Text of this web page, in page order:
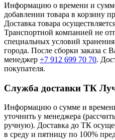
Информацию о времени и
добавлении товара в корзину
Доставка товара
Транспортной компанией не
специальных условий
города. После сборки заказа с
менеджер +7 912 699 70 70.
покупателя.
Служба доставки ТК
Информацию о сумме и
уточнить у менеджера
ручную). Доставка до ТК
в среду и пятницу по 100%